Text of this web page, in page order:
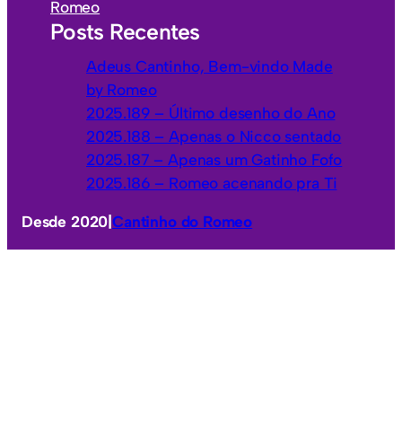
s
Romeo
Posts Recentes
Adeus Cantinho, Bem-vindo Made
by Romeo
2025.189 – Último desenho do Ano
2025.188 – Apenas o Nicco sentado
2025.187 – Apenas um Gatinho Fofo
2025.186 – Romeo acenando pra Ti
Desde 2020 |Cantinho do Romeo